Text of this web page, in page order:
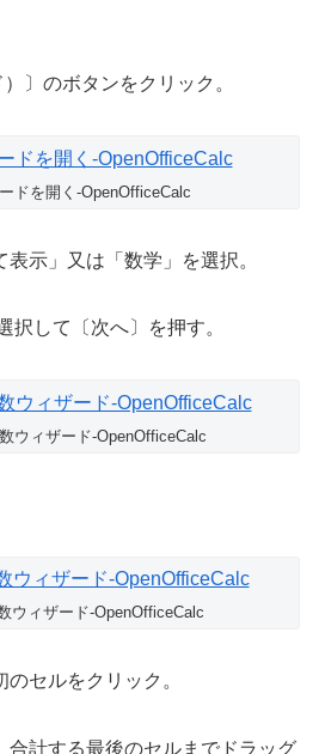
〕のボタンをクリック。
ドを開く-OpenOfficeCalc
示」又は「数学」を選択。
択して〔次へ〕を押す。
ウィザード-OpenOfficeCalc
ウィザード-OpenOfficeCalc
セルをクリック。
合計する最後のセルまでドラッグ